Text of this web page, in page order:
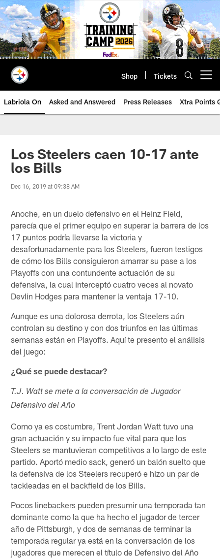
Skip
to
main
content
Shop Tickets
Labriola On Asked and Answered Press Releases Xtra Points
Los Steelers caen 10-17 ante
los Bills
Dec 16, 2019 at 09:38 AM
Anoche, en un duelo defensivo en el Heinz Field,
parecía que el primer equipo en superar la barrera de los
17 puntos podría llevarse la victoria y
desafortunadamente para los Steelers, fueron testigos
de cómo los Bills consiguieron amarrar su pase a los
Playoffs con una contundente actuación de su
defensiva, la cual interceptó cuatro veces al novato
Devlin Hodges para mantener la ventaja 17-10.
Aunque es una dolorosa derrota, los Steelers aún
controlan su destino y con dos triunfos en las últimas
semanas están en Playoffs. Aquí te presento el análisis
del juego:
¿Qué se puede destacar?
T.J. Watt se mete a la conversación de Jugador
Defensivo del Año
Como ya es costumbre, Trent Jordan Watt tuvo una
gran actuación y su impacto fue vital para que los
Steelers se mantuvieran competitivos a lo largo de este
partido. Aportó medio sack, generó un balón suelto que
la defensiva de los Steelers recuperó e hizo un par de
tackleadas en el backfield de los Bills.
Pocos linebackers pueden presumir una temporada tan
dominante como la que ha hecho el jugador de tercer
año de Pittsburgh, y dos de semanas de terminar la
temporada regular ya está en la conversación de los
jugadores que merecen el título de Defensivo del Año